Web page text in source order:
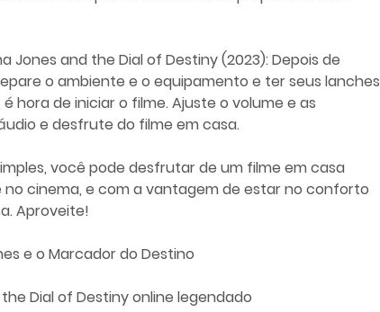
o ambiente e o equipamento e ter seus lanches
hora de iniciar o filme. Ajuste o volume e as
e desfrute do filme em casa.
no cinema, e com a vantagem de estar no conforto
Aproveite!
e o Marcador do Destino
Dial of Destiny online legendado